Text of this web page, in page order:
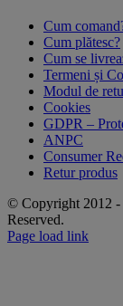
Cum
Cum plătesc?
Cum se
Termeni și
Modul de
Cookies
GDPR –
ANPC
Consumer
Retur produs
© Copyright 2012 -
Reserved.
Page load link